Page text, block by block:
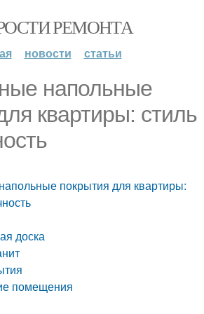
РЕМОНТА
новости статьи
напольные
квартиры: стиль
покрытия для квартиры:
доска
помещения